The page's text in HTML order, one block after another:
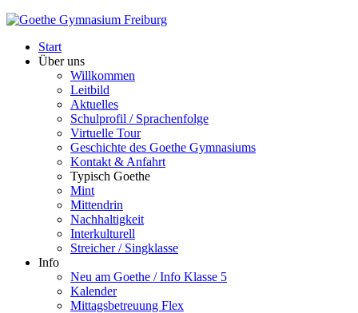
Start
Über uns
Willkommen
Leitbild
Aktuelles
Schulprofil / Sprachenfolge
Virtuelle Tour
Geschichte des Goethe Gymnasiums
Kontakt & Anfahrt
Typisch Goethe
Mint
Mittendrin
Nachhaltigkeit
Interkulturell
Streicher / Singklasse
Info
Neu am Goethe / Info Klasse 5
Kalender
Mittagsbetreuung Flex